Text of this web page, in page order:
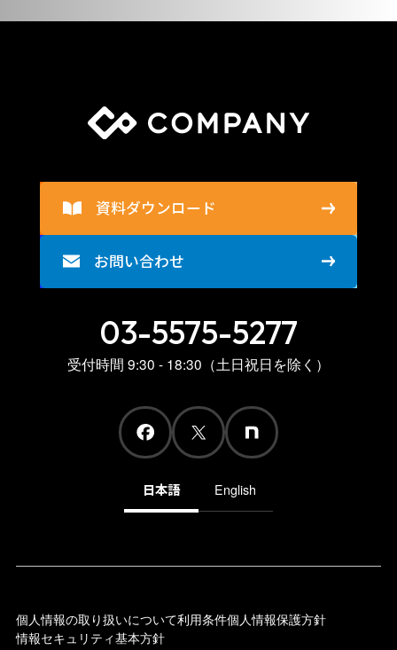
資料ダウンロード
お問い合わせ
03-5575-5277
受付時間 9:30 - 18:30（土日祝日を除く）
日本語 English
個人情報の取り扱いについて利用条件個人情報保護方針
情報セキュリティ基本方針